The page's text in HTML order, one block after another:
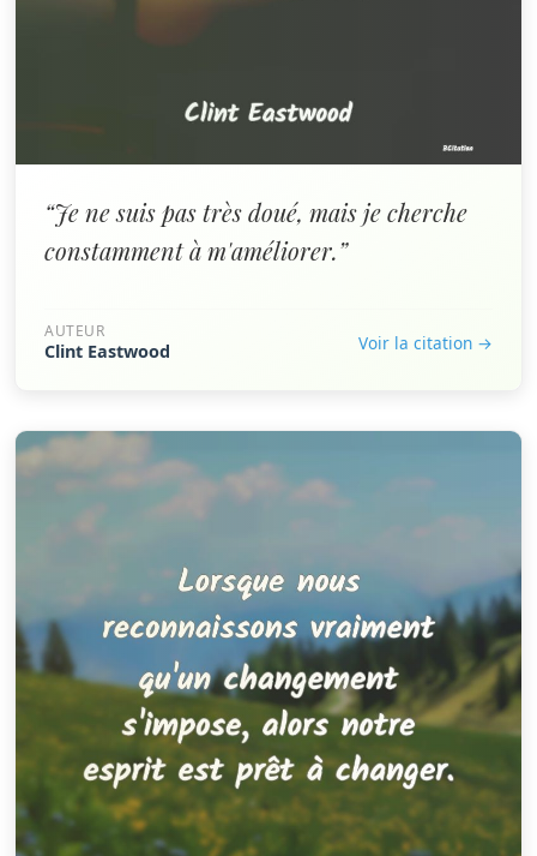
“Je ne suis pas très doué, mais je cherche
constamment à m'améliorer.”
AUTEUR
Clint Eastwood Voir la citation →